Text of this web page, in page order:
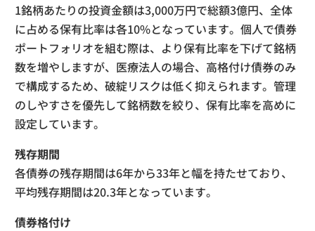
1銘柄あたりの投資金額は3,000万円で総額3億円、全体
に占める保有比率は各10%となっています。個人で債券
ポートフォリオを組む際は、より保有比率を下げて銘柄
数を増やしますが、医療法人の場合、高格付け債券のみ
で構成するため、破綻リスクは低く抑えられます。管理
のしやすさを優先して銘柄数を絞り、保有比率を高めに
設定しています。
残存期間
各債券の残存期間は6年から33年と幅を持たせており、
平均残存期間は20.3年となっています。
債券格付け